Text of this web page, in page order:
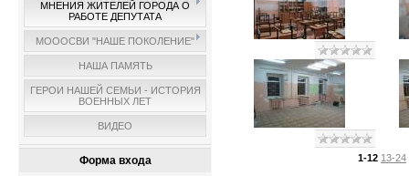
МНЕНИЯ ЖИТЕЛЕЙ ГОРОДА О
РАБОТЕ ДЕПУТАТА
МОООСВИ "НАШЕ ПОКОЛЕНИЕ"
НАША ПАМЯТЬ
ГЕРОИ НАШЕЙ СЕМЬИ - ИСТОРИЯ
ВОЕННЫХ ЛЕТ
ВИДЕО
Форма входа 1-12 13-24